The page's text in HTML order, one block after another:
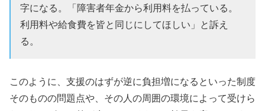
字になる。「障害者年金から利用料を払っている。
利用料や給食費を皆と同じにしてほしい」と訴え
る。
このように、支援のはずが逆に負担増になるといった制度
そのものの問題点や、その人の周囲の環境によって受けら